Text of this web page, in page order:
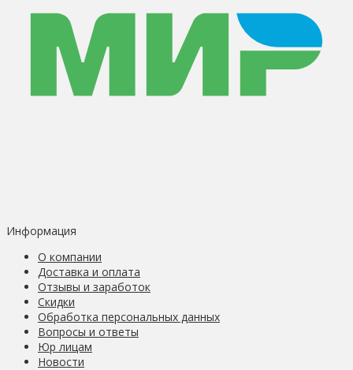
Информация
О компании
Доставка и оплата
Отзывы и заработок
Скидки
Обработка персональных данных
Вопросы и ответы
Юр лицам
Новости